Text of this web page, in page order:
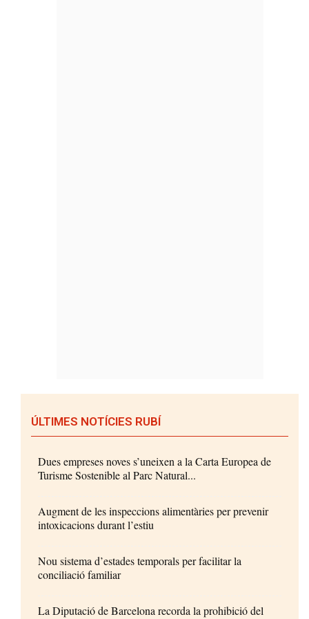
ÚLTIMES NOTÍCIES RUBÍ
Dues empreses noves s’uneixen a la Carta Europea de
Turisme Sostenible al Parc Natural...
Augment de les inspeccions alimentàries per prevenir
intoxicacions durant l’estiu
Nou sistema d’estades temporals per facilitar la
conciliació familiar
La Diputació de Barcelona recorda la prohibició del